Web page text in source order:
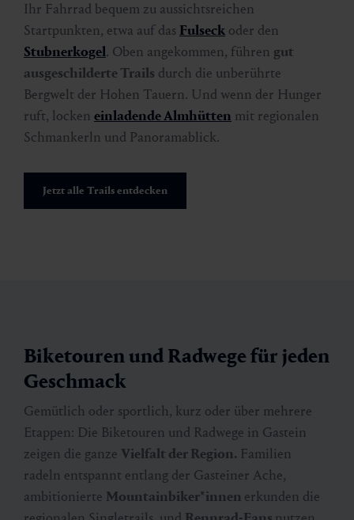
Ihr Fahrrad bequem zu aussichtsreichen
Startpunkten, etwa auf das Fulseck oder den
Stubnerkogel. Oben angekommen, führen gut
ausgeschilderte Trails durch die unberührte
Bergwelt der Hohen Tauern. Und wenn der Hunger
ruft, locken einladende Almhütten mit regionalen
Schmankerln und Panoramablick.
Jetzt alle Trails entdecken
Biketouren und Radwege für jeden
Geschmack
Gemütlich oder sportlich, kurz oder über mehrere
Etappen: Die Biketouren und Radwege in Gastein
zeigen die ganze Vielfalt der Region. Familien
radeln entspannt entlang der Gasteiner Ache,
ambitionierte Mountainbiker*innen erkunden die